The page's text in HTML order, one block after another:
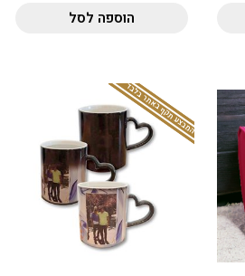
הוספה לסל
המבצע תקף באתר בלבד